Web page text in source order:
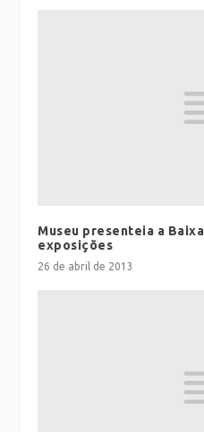
Museu presenteia a
exposições
26 de abril de 2013